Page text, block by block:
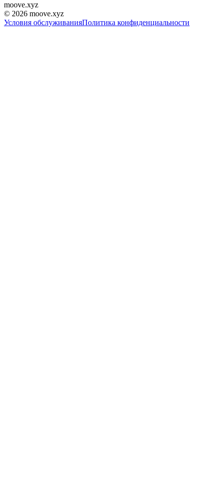
moove.xyz
© 2026 moove.xyz
Условия обслуживанияПолитика конфиденциальности